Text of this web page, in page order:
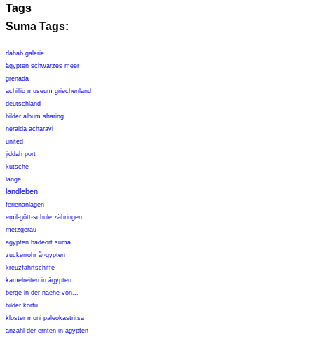
Tags
Suma Tags:
dahab galerie
ägypten schwarzes meer
grenada
achillio museum griechenland
deutschland
bilder album sharing
neraida acharavi
united
jiddah port
kutsche
länge
landleben
ferienanlagen
emil-gött-schule zähringen
metzgerau
ägypten badeort suma
zuckerrohr ã¤gypten
kreuzfahrtschiffe
kamelreiten in ägypten
berge in der naehe von...
bilder korfu
kloster moni paleokastritsa
anzahl der ernten in ägypten